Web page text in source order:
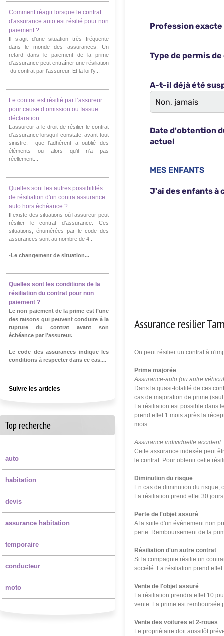
Assurance resilier
On peut résilier un contrat à
Prime majorée
Assurance-auto (ou autre
Dans la quasi-totalité de ces
cas de majoration de prime
La résiliation est possible dans
prend effet 1 mois après la
mois.
Assurance individuelle accident
Cette assurance indexée peut
le contrat. Pour obtenir cette
Diminution du risque
En cas de diminution du risque,
La résiliation prend effet 30
Perte de l'objet assuré
A la suite d'un événement non
perte. Remboursement de la
Résiliation d'un autre contrat
Si la compagnie résilie un
société . La résiliation prend
Vente de l'objet assuré
La résiliation prendra effet 10
vente. La prime est remboursée
Vente des voitures et 2-roues
Le propriétaire doit aussitôt
Comment réagir lorsque le contrat
d'assurance auto est résilié pour non
paiement ?
Il s’agit d’une situation très fréquente
dans le monde des assurances. Un
retard dans le paiement de la prime
d’assurance peut entraîner une résiliation
du contrat par l’assureur. Et la loi l’y...
Le contrat est résilié par l’assureur
pour cause d’omission ou fassue
déclaration
L’assureur a le droit de résilier le contrat
d’assurance lorsqu’il constate, avant tout
sinistre, que l’adhérent a oublié des
éléments ou alors qu’il n’a pas
réellement...
Quelles sont les autres possibilités
de résiliation d'un contra assurance
auto hors échéance ?
Il existe des situations où l’assureur peut
résilier le contrat d’assurance. Ces
situations, énumérées par le code des
assurances sont au nombre de 4 :
-Le changement de situation...
Quelles sont les conditions de la
résiliation du contrat pour non
paiement ?
Le non paiement de la prime est l’une
des raisons qui peuvent conduire à la
rupture du contrat avant son
échéance par l’assureur.
Le code des assurances indique les
conditions à respecter dans ce cas....
Suivre les articles
Top recherche
auto
habitation
devis
assurance habitation
temporaire
conducteur
moto